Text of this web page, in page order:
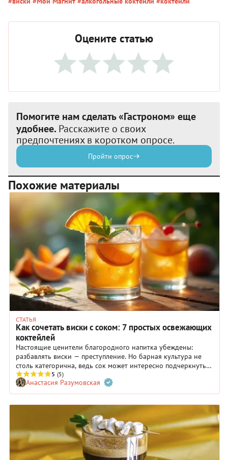
Оцените статью
Помогите нам сделать «Гастроном» еще
удобнее. Расскажите о своих
предпочтениях в коротком опросе.
Пройти опрос
Похожие материалы
СТАТЬЯ
Как сочетать виски с соком: 7 простых освежающих
коктейлей
Настоящие ценители благородного напитка убеждены:
разбавлять виски — преступление. Но барная культура не
столь категорична, ведь сок может интересно подчеркнуть
вкус виски и сделать напиток более мягким. Рассказываем, с
каким соком лучше обновлять вкусовые рецепторы, делимся
проверенными рецептами коктейлей для уютных вечеров и
5 (5)
Анастасия Разумовская